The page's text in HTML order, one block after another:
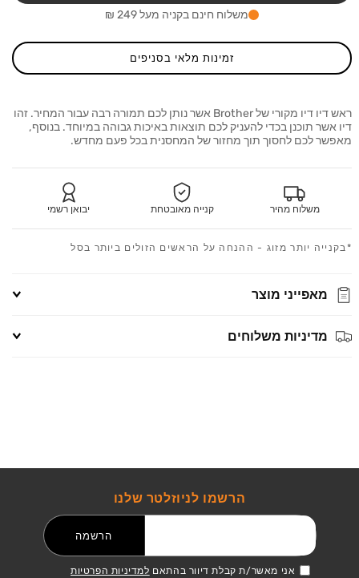
משלוח חינם בקניה מעל 249 ₪
זמינות מלאי בסניפים
ראש דיו דיו מקורי של Brother אשר נותן לכם תמורה רבה עבור המחיר. זהו
דיו אשר תוכנן בכדי להעניק לכם תוצאות באיכות גבוהה במיוחד. בנוסף,
מאפשר לכם לחסוך תוך מחזור של המחסנית בכל פעם מחדש.
משלוח מהיר קנייה מאובטחת יבואן רשמי
*בקנייה יותר מזוג - ההנחה על הראשים הזולים ביותר בסל
מאפייני מוצר
מדיניות משלוחים
הרשמו לניוזלטר שלנו
הרשמה
אני מאשר/ת קבלת דיוור בהתאם למדיניות הפרטיות